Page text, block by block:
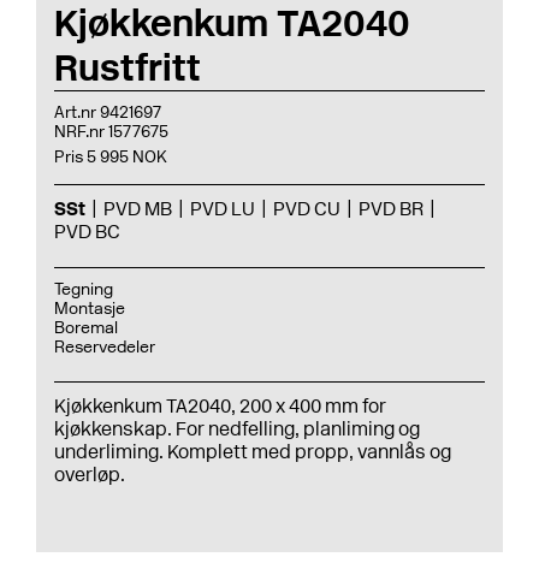
Kjøkkenkum TA2040
Rustfritt
Art.nr 9421697
NRF.nr 1577675
Pris 5 995 NOK
SSt PVD MB PVD LU PVD CU
PVD BR
PVD BC
Tegning
Montasje
Boremal
Reservedeler
Kjøkkenkum TA2040, 200 x 400 mm for
kjøkkenskap. For nedfelling, planliming og
underliming. Komplett med propp, vannlås og
overløp.